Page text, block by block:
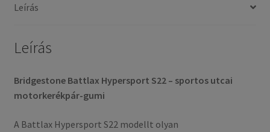
gumi)
Leírás
Leírás
Bridgestone Battlax Hypersport S22 – sportos utcai
motorkerékpár-gumi
A Battlax Hypersport S22 modellt olyan